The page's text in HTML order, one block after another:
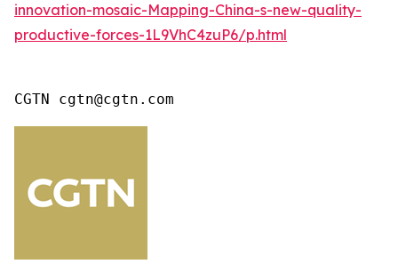
innovation-mosaic-Mapping-China-s-new-quality-
productive-forces-1L9VhC4zuP6/p.html
CGTN cgtn@cgtn.com